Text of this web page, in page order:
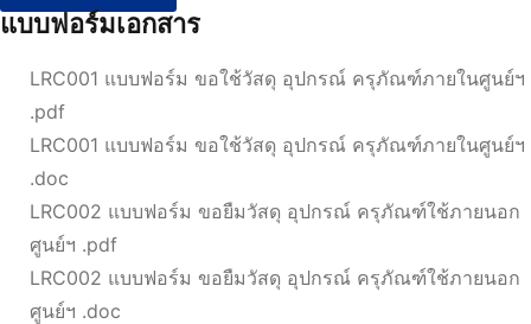
แบบฟอร์มเอกสาร
LRC001 แบบฟอร์ม ขอใช้วัสดุ อุปกรณ์ ครุภัณฑ์ภายในศูนย์ฯ
.pdf
LRC001 แบบฟอร์ม ขอใช้วัสดุ อุปกรณ์ ครุภัณฑ์ภายในศูนย์ฯ
.doc
LRC002 แบบฟอร์ม ขอยืมวัสดุ อุปกรณ์ ครุภัณฑ์ใช้ภายนอก
ศูนย์ฯ .pdf
LRC002 แบบฟอร์ม ขอยืมวัสดุ อุปกรณ์ ครุภัณฑ์ใช้ภายนอก
ศูนย์ฯ .doc